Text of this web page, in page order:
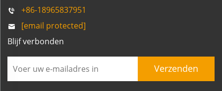
+86-18965837951
[email protected]
Blijf verbonden
Verzenden